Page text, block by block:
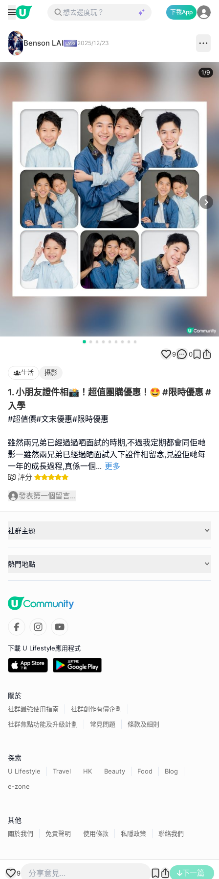
下載App
Benson LAI 2025/12/23
1/9
9 0
生活 攝影
1. 小朋友證件相📸！超值團購優惠！🤩 #限時優惠 #
入學
#超值價#文末優惠#限時優惠
雖然兩兄弟已經過過哂面試的時期,不過我定期都會同佢哋
影一雖然兩兄弟已經過晒面試入下證件相留念,見證佢哋每
一年的成長過程,真係一個... 更多
評分
發表第一個留言...
9 下一篇
社群主題
熱門地點
下載 U Lifestyle應用程式
關於
社群最強使用指南
社群創作有價企劃
社群焦點功能及升級計劃
常見問題 條款及細則
探索
U Lifestyle Travel HK Beauty Food
Blog
e-zone
其他
關於我們 免責聲明 使用條款 私隱政策 聯絡我們
香港經濟日報版權所有©